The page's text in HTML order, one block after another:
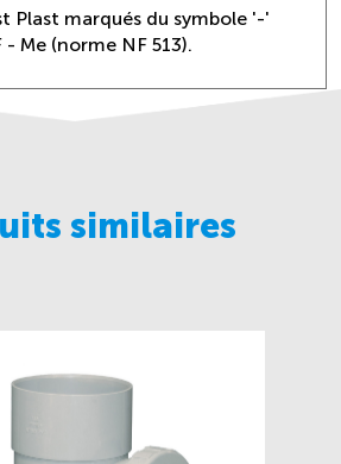
Plast marqués du symbole '-'
Me (norme NF 513).
similaires